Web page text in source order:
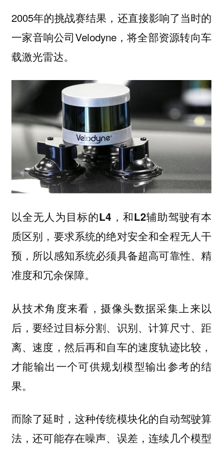
2005年的挑战赛结果，还直接影响了当时的
一家音响公司Velodyne，将全部资源转向车
载激光雷达。
以全无人为目标的L4，和L2辅助驾驶有本
质区别，要求系统的绝对安全和全程无人干
预，所以感知系统必须具备超高可靠性、精
准度和冗余保障。
从技术角度来看，摄像头数据采集上来以
后，要经过目标分割、识别、计算尺寸、距
离、速度，然后再和自车的速度轨迹比较，
才能输出一个可供规划模型输出参考的结
果。
而除了延时，这种传统模块化的自动驾驶算
法，还可能存在噪声、误差，连续几个模型